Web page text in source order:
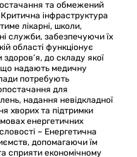
та обмежений
інфраструктура
лікарні, школи,
служби, забезпечуючи їх
області функціонує
до складу якої
надають медичну
потребують
для
надання невідкладної
хворих та підтримки
енергетичних
– Енергетична
допомагаючи їм
сприяти економічному